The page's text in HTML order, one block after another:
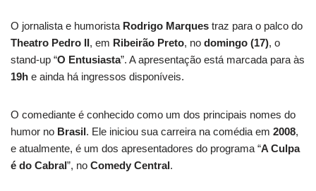
O jornalista e humorista Rodrigo Marques traz para o palco do
Theatro Pedro II, em Ribeirão Preto, no domingo (17), o
stand-up “O Entusiasta”. A apresentação está marcada para às
19h e ainda há ingressos disponíveis.
O comediante é conhecido como um dos principais nomes do
humor no Brasil. Ele iniciou sua carreira na comédia em 2008,
e atualmente, é um dos apresentadores do programa “A Culpa
é do Cabral”, no Comedy Central.